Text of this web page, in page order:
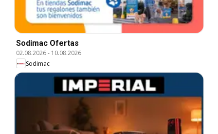
Sodimac Ofertas
02.08.2026- 10.08.2026
Sodimac